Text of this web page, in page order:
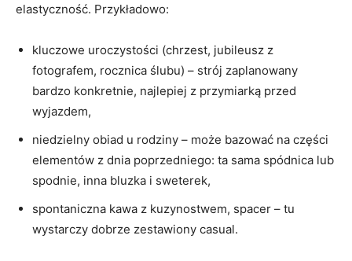
elastyczność. Przykładowo:
kluczowe uroczystości (chrzest, jubileusz z
fotografem, rocznica ślubu) – strój zaplanowany
bardzo konkretnie, najlepiej z przymiarką przed
wyjazdem,
niedzielny obiad u rodziny – może bazować na części
elementów z dnia poprzedniego: ta sama spódnica lub
spodnie, inna bluzka i sweterek,
spontaniczna kawa z kuzynostwem, spacer – tu
wystarczy dobrze zestawiony casual.